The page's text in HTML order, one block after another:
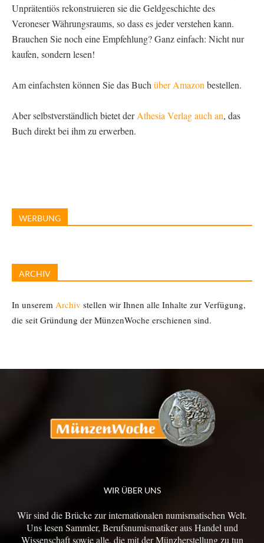
Unprätentiös rekonstruieren sie die Geldgeschichte des
Veroneser Währungsraums, so dass es jeder verstehen kann.
Brauchen Sie noch eine Empfehlung? Ganz einfach: Nicht nur
kaufen, sondern lesen!
Am einfachsten können Sie das Buchüber Amazonbestellen.
Aber selbstverständlich bietet derAthesia Verlag auch an, das
Buch direkt bei ihm zu erwerben.
WERBUNG
ARCHIV
In unserem Archiv stellen wir Ihnen alle Inhalte zur Verfügung,
die seit Gründung der MünzenWoche erschienen sind.
WIR ÜBER UNS
Wir sind die Brücke zur internationalen numismatischen Welt.
Uns lesen Sammler, Berufsnumismatiker aus Handel und
Wissenschaft sowie alle, die mit der Münzherstellung zu tun